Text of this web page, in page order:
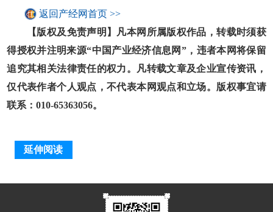
返回产经网首页 >>
【版权及免责声明】凡本网所属版权作品，转载时须获
得授权并注明来源“中国产业经济信息网”，违者本网将保留
追究其相关法律责任的权力。凡转载文章及企业宣传资讯，
仅代表作者个人观点，不代表本网观点和立场。版权事宜请
联系：010-65363056。
延伸阅读